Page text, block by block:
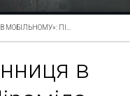
ПІ...
в